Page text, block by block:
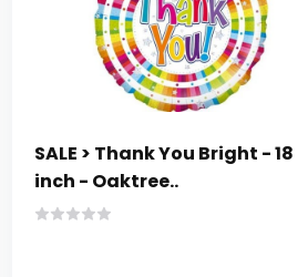
SALE > Thank You Bright - 18
inch - Oaktree..